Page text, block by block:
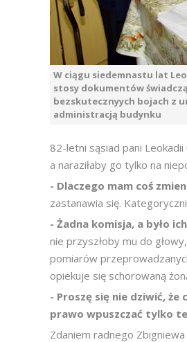
W ciągu siedemnastu lat
stosy dokumentów
bezskutecznyych bojach z
administracją budynku
82-letni sąsiad pani
a naraziłaby go tylko na
- Dlaczego mam coś
zastanawia się.
- Żadna komisja, a było
nie przyszłoby mu do
pomiarów
opiekuje się schorowaną
- Proszę się nie dziwić,
prawo wpuszczać tylko
Zdaniem radnego